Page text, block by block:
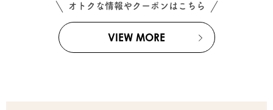
オトクな情報やクーポンはこちら
VIEW MORE